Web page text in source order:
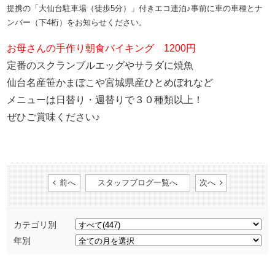
提携の「大仙台駐車場（徒歩5分）」付きエコ連泊♪事前に車の車種とナ
ンバー（下4桁）をお知らせください。
お母さんの手作り朝食バイキング 1200円​
定番のスクランブルエッグやサラダに焼魚
仙台名産笹かまぼこや宮城県産ひとめぼれなど
メニューは日替り・週替りで３０種類以上！
ぜひご賞味ください♪​
前へ スタッフブログ一覧へ 次へ
カテゴリ別
年別